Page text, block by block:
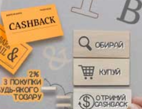
пароль?